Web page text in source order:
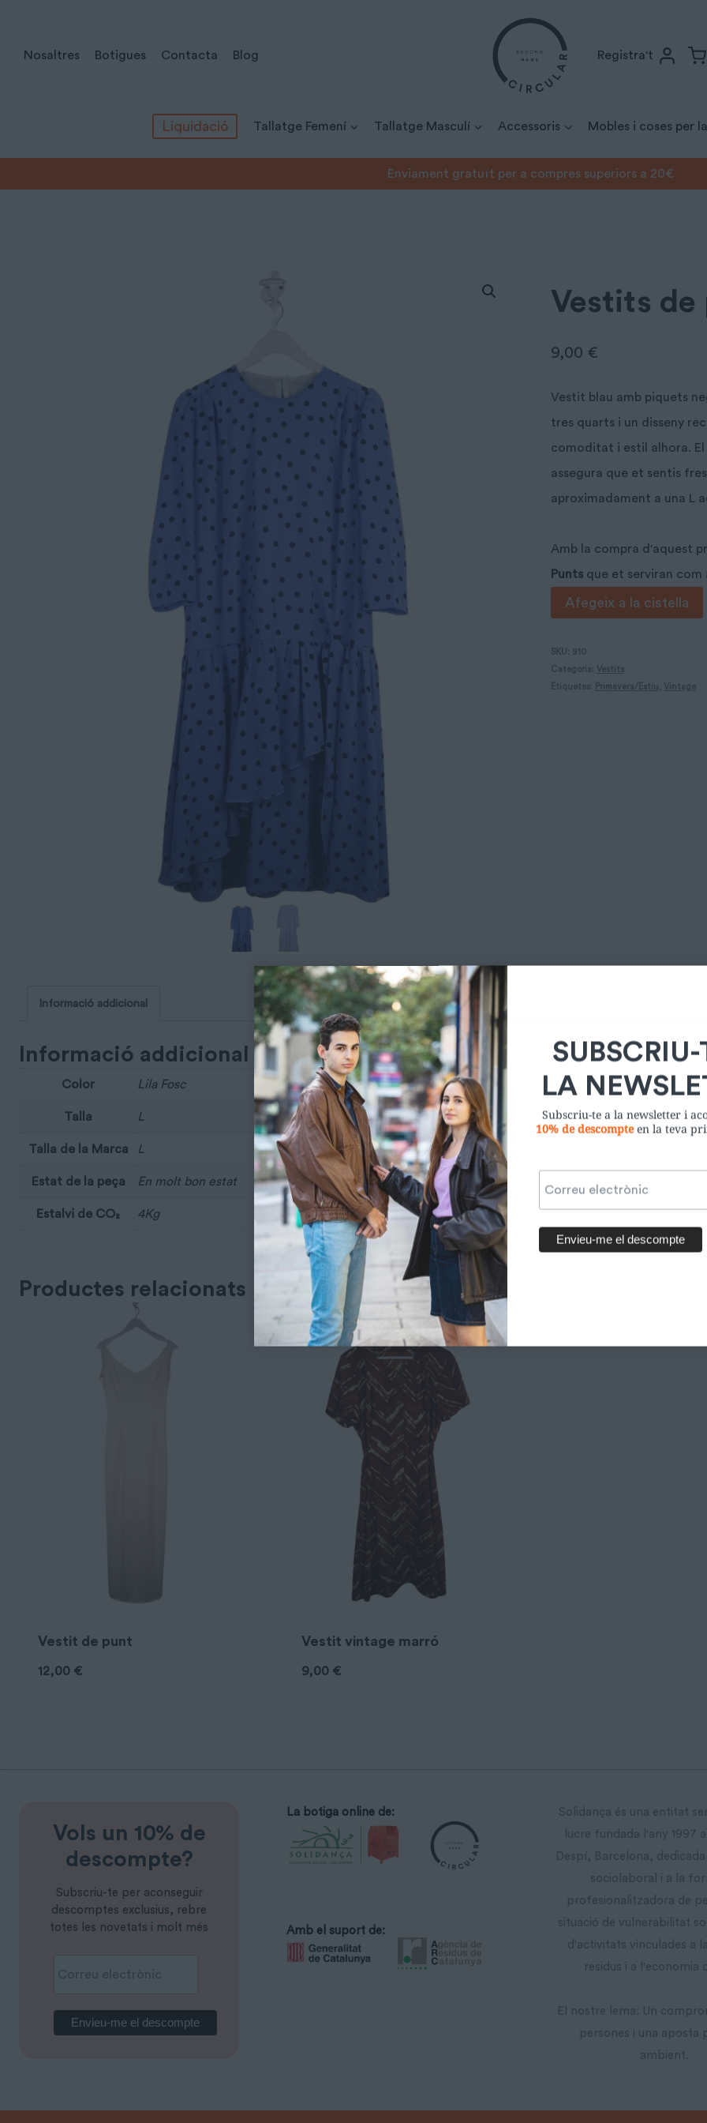
contingut
Nosaltres Botigues Contacta Blog Registra't
Liquidació Tallatge Femení Tallatge Masculí Accessoris Mobles i coses per
Enviament gratuït per a compres superiors a 20€
Vestits de
9,00 €
Vestit blau amb piquets
tres quarts i un disseny
comoditat i estil alhora.
assegura que et sentis
aproximadament a una L
Amb la compra d'aquest
Punts que et serviran com
quantitat
Vestits
de
Afegeix a la cistella
SKU: 910
Categoria: Vestits
Etiquetes:
Primavera/Estiu Vintage
Informació addicional
Informació addicional
Color Lila Fosc
Talla L
Talla de la Marca L
Estat de la peça En molt bon estat
Estalvi de CO₂ 4Kg
Productes relacionats
Vestit de punt
12,00 €
Vestit vintage marró
9,00 €
Vols un 10% de
descompte?
Subscriu-te per aconseguir
descomptes exclusius, rebre
totes les novetats i molt més
La botiga online de:
Amb el suport de:
Solidança és una entitat
lucre fundada l'any 1997
Despí, Barcelona,
sociolaboral i a la
profesionalitzadora de
situació de vulnerabilitat
d'activitats vinculades a
residus i a l'economia
El nostre lema: Un
persones i una aposta
ambient.
LA
10% de descompteen la teva